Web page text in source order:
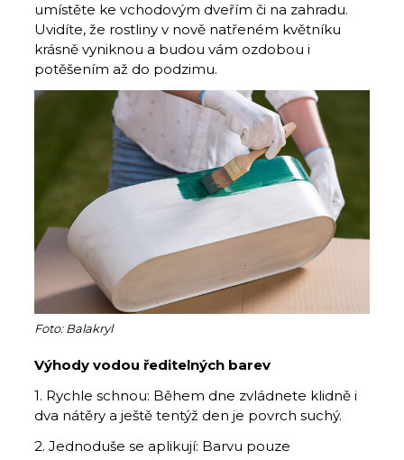
umístěte ke vchodovým dveřím či na zahradu.
Uvidíte, že rostliny v nově natřeném květníku
krásně vyniknou a budou vám ozdobou i
potěšením až do podzimu.
Foto: Balakryl
Výhody vodou ředitelných barev
1. Rychle schnou: Během dne zvládnete klidně i
dva nátěry a ještě tentýž den je povrch suchý.
2. Jednoduše se aplikují: Barvu pouze